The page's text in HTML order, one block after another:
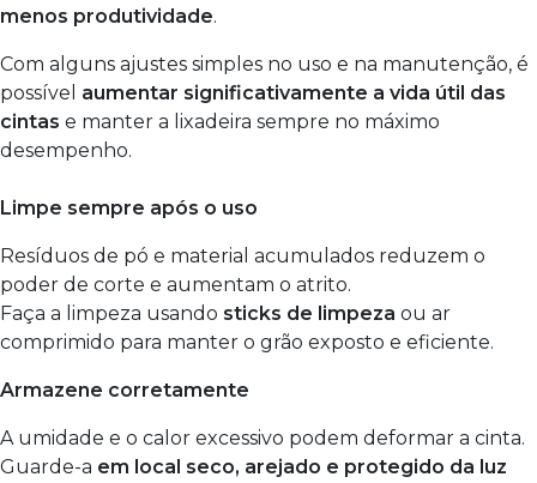
menos produtividade.
Com alguns ajustes simples no uso e na manutenção, é
possível aumentar significativamente a vida útil das
cintas e manter a lixadeira sempre no máximo
desempenho.
Limpe sempre após o uso
Resíduos de pó e material acumulados reduzem o
poder de corte e aumentam o atrito.
Faça a limpeza usando sticks de limpeza ou ar
comprimido para manter o grão exposto e eficiente.
Armazene corretamente
A umidade e o calor excessivo podem deformar a cinta.
Guarde-a em local seco, arejado e protegido da luz